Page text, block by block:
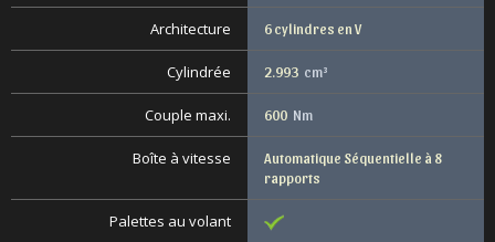
Architecture 6 cylindres en V
Cylindrée 2.993 cm³
Couple maxi. 600 Nm
Boîte à vitesse
Automatique Séquentielle à 8
rapports
Palettes au volant